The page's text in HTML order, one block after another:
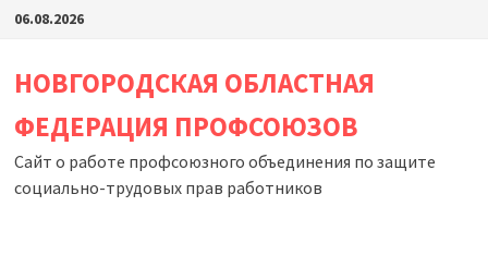
Перейти
содержимому
06.08.2026
НОВГОРОДСКАЯ ОБЛАСТНАЯ
ФЕДЕРАЦИЯ ПРОФСОЮЗОВ
Сайт о работе профсоюзного объединения по защите
социально-трудовых прав работников